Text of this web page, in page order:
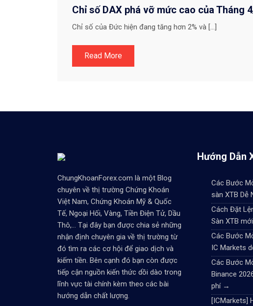
Chỉ số DAX phá vỡ mức cao của Tháng
Chỉ số của Đức hiện đang tăng hơn 2% và […]
Read More
ChungKhoanForex.com là một Blog
chuyên về thị trường Chứng Khoán
Việt Nam, Chứng Khoán Mỹ & Quốc
Tế, Ngoại Hối, Vàng, Tiền Điện Tử, Dầu
Thô,... Tại đây bạn được chia sẻ những
nhận định chuyên gia về thị trường từ
đó tìm ra các cơ hội để giao dịch và
kiếm tiền. Bên cạnh đó bạn còn được
tiếp cận nguồn kiến thức dồi dào trong
lĩnh vực tài chính kèm theo các bài
hướng dẫn chất lượng.
Hướng Dẫn
Các Bước
sàn XTB Dễ
Cách Đặt
Sàn XTB
Các Bước
IC Markets
Các Bước
Binance
phí →
[ICMarkets]